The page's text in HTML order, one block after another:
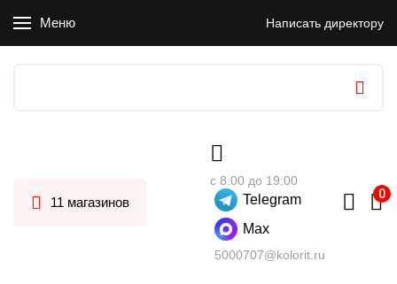
Меню Написать директору
11 магазинов
с 8:00 до 19:00
Telegram
Max
5000707@kolorit.ru